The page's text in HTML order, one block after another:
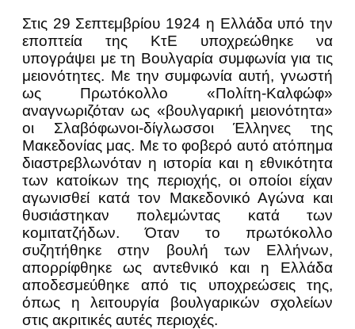
Στις 29 Σεπτεμβρίου 1924 η Ελλάδα υπό την
εποπτεία της ΚτΕ υποχρεώθηκε να
υπογράψει με τη Βουλγαρία συμφωνία για τις
μειονότητες. Με την συμφωνία αυτή, γνωστή
ως Πρωτόκολλο «Πολίτη-Καλφώφ»
αναγνωριζόταν ως «βουλγαρική μειονότητα»
οι Σλαβόφωνοι-δίγλωσσοι Έλληνες της
Μακεδονίας μας. Με το φοβερό αυτό ατόπημα
διαστρεβλωνόταν η ιστορία και η εθνικότητα
των κατοίκων της περιοχής, οι οποίοι είχαν
αγωνισθεί κατά τον Μακεδονικό Αγώνα και
θυσιάστηκαν πολεμώντας κατά των
κομιτατζήδων. Όταν το πρωτόκολλο
συζητήθηκε στην βουλή των Ελλήνων,
απορρίφθηκε ως αντεθνικό και η Ελλάδα
αποδεσμεύθηκε από τις υποχρεώσεις της,
όπως η λειτουργία βουλγαρικών σχολείων
στις ακριτικές αυτές περιοχές.